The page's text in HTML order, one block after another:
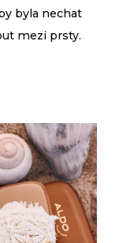
byla nechat
mezi prsty.